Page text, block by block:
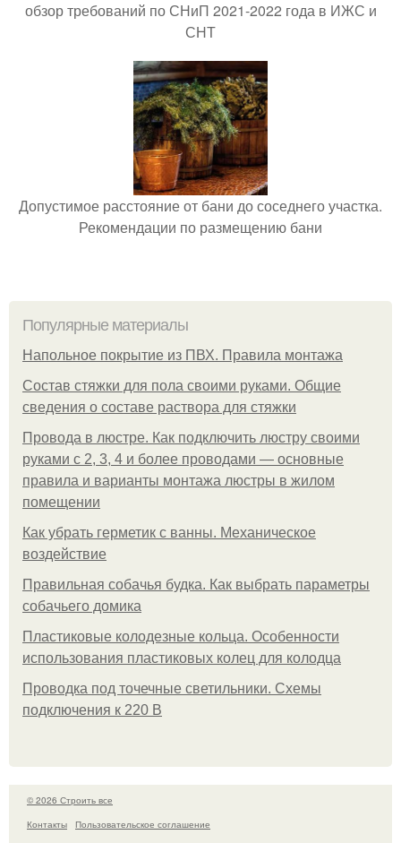
обзор требований по СНиП 2021-2022 года в ИЖС и
СНТ
Допустимое расстояние от бани до соседнего участка.
Рекомендации по размещению бани
Популярные материалы
Напольное покрытие из ПВХ. Правила монтажа
Состав стяжки для пола своими руками. Общие
сведения о составе раствора для стяжки
Провода в люстре. Как подключить люстру своими
руками с 2, 3, 4 и более проводами — основные
правила и варианты монтажа люстры в жилом
помещении
Как убрать герметик с ванны. Механическое
воздействие
Правильная собачья будка. Как выбрать параметры
собачьего домика
Пластиковые колодезные кольца. Особенности
использования пластиковых колец для колодца
Проводка под точечные светильники. Схемы
подключения к 220 В
© 2026 Строить все
Контакты
Пользовательское соглашение